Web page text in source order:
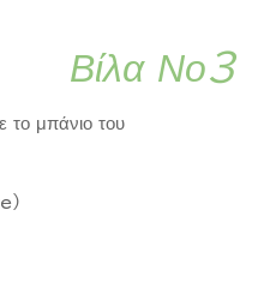
Βίλα Νο3
μπάνιο του